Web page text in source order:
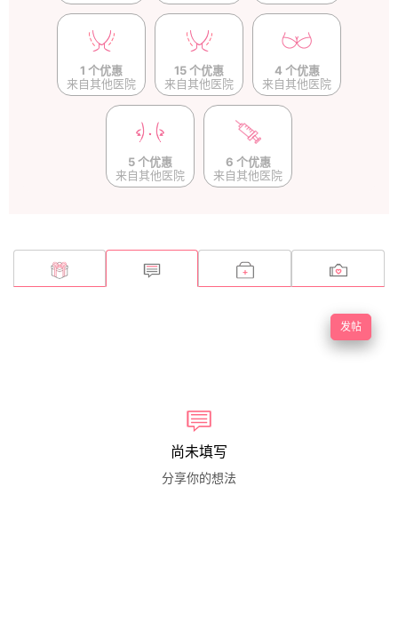
1 个优惠
来自其他医院
15 个优惠
来自其他医院
4 个优惠
来自其他医院
5 个优惠
来自其他医院
6 个优惠
来自其他医院
发帖
尚未填写
分享你的想法